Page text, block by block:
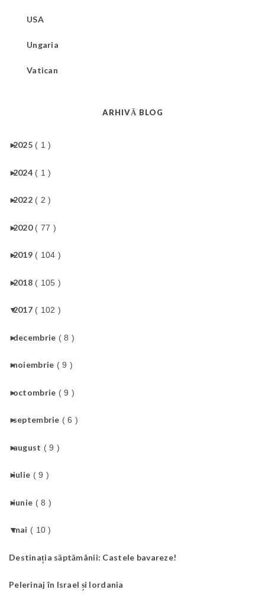
USA
Ungaria
Vatican
ARHIVĂ BLOG
►
2025 ( 1 )
►
2024 ( 1 )
►
2022 ( 2 )
►
2020 ( 77 )
►
2019 ( 104 )
►
2018 ( 105 )
▼
2017 ( 102 )
►
decembrie ( 8 )
►
noiembrie ( 9 )
►
octombrie ( 9 )
►
septembrie ( 6 )
►
august ( 9 )
►
iulie ( 9 )
►
iunie ( 8 )
▼
mai ( 10 )
Destinația săptămânii: Castele bavareze!
Pelerinaj în Israel și Iordania